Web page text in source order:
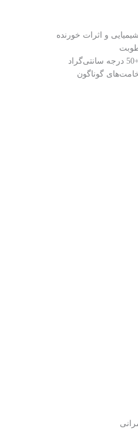
و اثرات خورنده
گوناگون